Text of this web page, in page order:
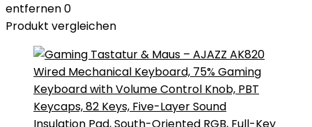
entfernen0
Produkt vergleichen